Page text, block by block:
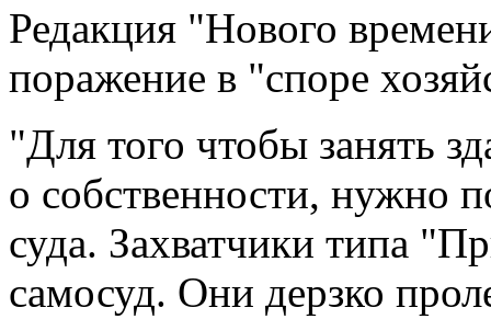
Редакция "Нового
поражение в "споре
"Для того чтобы занять
о собственности, нужно
суда. Захватчики типа
самосуд. Они дерзко